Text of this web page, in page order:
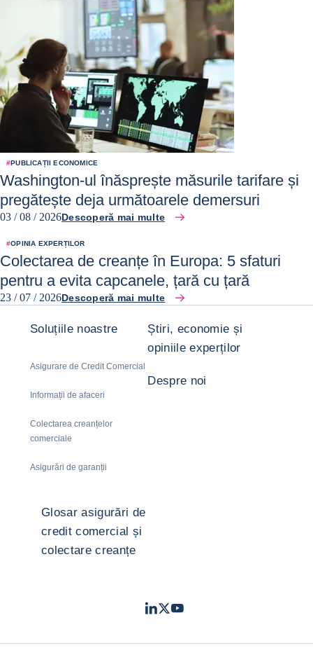
#PUBLICAȚII ECONOMICE
Washington-ul înăsprește măsurile tarifare și
pregătește deja următoarele demersuri
03 / 08 / 2026Descoperă mai multe
#OPINIA EXPERȚILOR
Colectarea de creanțe în Europa: 5 sfaturi
pentru a evita capcanele, țară cu țară
23 / 07 / 2026Descoperă mai multe
Soluțiile noastre
Asigurare de Credit Comercial
Informații de afaceri
Colectarea creanțelor
comerciale
Asigurări de garanții
Știri, economie și
opiniile experților
Despre noi
Glosar asigurări de
credit comercial și
colectare creanțe
LinkedIn
TwitterYoutube